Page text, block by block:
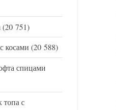
(20 751)
косами (20 588)
спицами
топа с